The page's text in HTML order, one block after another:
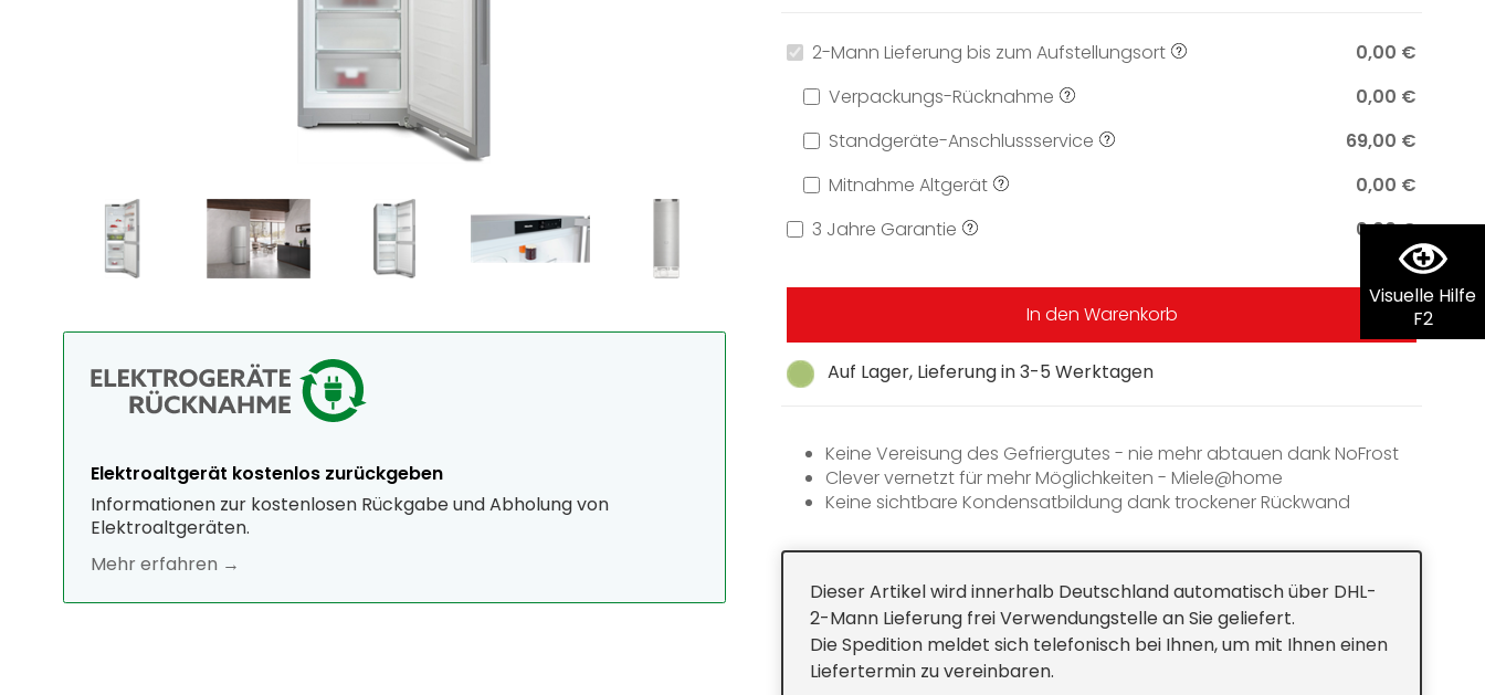
Visuelle Hilfe
F2
Elektroaltgerät kostenlos zurückgeben
Informationen zur kostenlosen Rückgabe und Abholung von
Elektroaltgeräten.
Mehr erfahren →
Auf Lager, Lieferung in 3-5 Werktagen
2-Mann Lieferung bis zum Aufstellungsort
0,00 €
Verpackungs-Rücknahme
0,00 €
Standgeräte-Anschlussservice
69,00 €
Mitnahme Altgerät
0,00 €
3 Jahre Garantie
0,00 €
In den Warenkorb
Keine Vereisung des Gefriergutes - nie mehr abtauen dank NoFrost
Clever vernetzt für mehr Möglichkeiten - Miele@home
Keine sichtbare Kondensatbildung dank trockener Rückwand
Dieser Artikel wird innerhalb Deutschland automatisch über DHL-
2-Mann Lieferung frei Verwendungstelle an Sie geliefert.
Die Spedition meldet sich telefonisch bei Ihnen, um mit Ihnen einen
Liefertermin zu vereinbaren.